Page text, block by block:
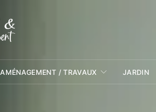
AMÉNAGEMENT / TRAVAUX JARDIN